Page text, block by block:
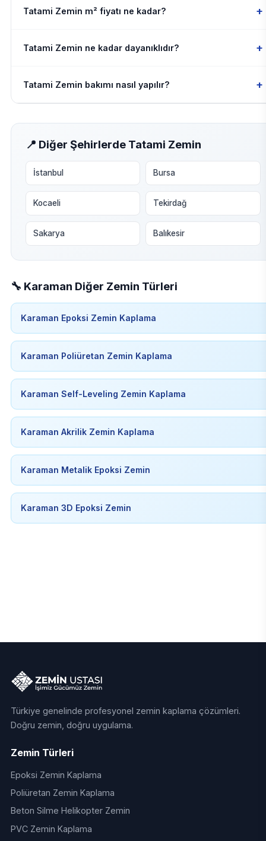
Tatami Zemin m² fiyatı ne kadar? +
Tatami Zemin ne kadar dayanıklıdır? +
Tatami Zemin bakımı nasıl yapılır? +
📍 Diğer Şehirlerde Tatami Zemin
İstanbul Bursa
Kocaeli Tekirdağ
Sakarya Balıkesir
🔧 Karaman Diğer Zemin Türleri
Karaman Epoksi Zemin Kaplama
Karaman Poliüretan Zemin Kaplama
Karaman Self-Leveling Zemin Kaplama
Karaman Akrilik Zemin Kaplama
Karaman Metalik Epoksi Zemin
Karaman 3D Epoksi Zemin
Türkiye genelinde profesyonel zemin kaplama çözümleri.
Doğru zemin, doğru uygulama.
Zemin Türleri
Epoksi Zemin Kaplama
Poliüretan Zemin Kaplama
Beton Silme Helikopter Zemin
PVC Zemin Kaplama